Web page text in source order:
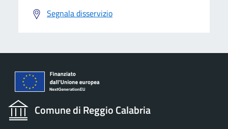
Segnala disservizio
Comune di Reggio Calabria